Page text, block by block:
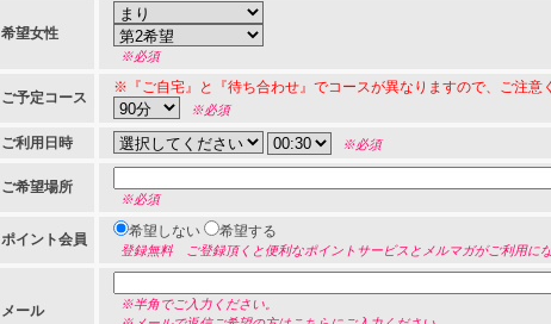
希望女性
※必須
ご予定コース
※『ご自宅』と『待ち合わせ』でコースが異なりますので、ご注意
※必須
ご利用日時 ※必須
ご希望場所
※必須
ポイント会員 希望しない 希望する
登録無料 ご登録頂くと便利なポイントサービスとメルマガがご利用に
メール
※半角でご入力ください。